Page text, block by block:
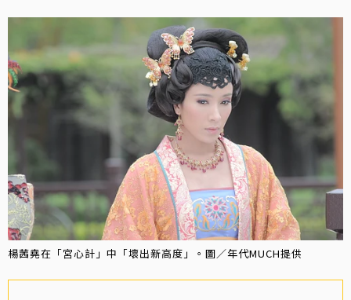
楊茜堯在「宮心計」中「壞出新高度」。圖／年代MUCH提供